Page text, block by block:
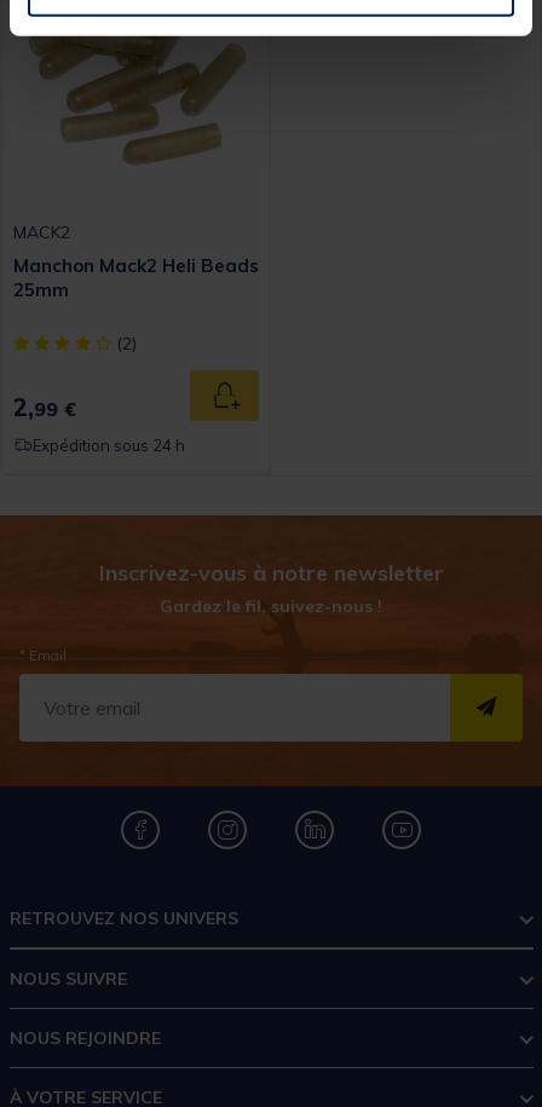
MACK2
Manchon Mack2 Heli Beads
25mm
[object Object] out of 5 Customer Rating
(2)
2,99 € Ajouter au panier
Expédition sous 24 h
Inscrivez-vous à notre newsletter
Gardez le fil, suivez-nous !
* Email
RETROUVEZ NOS UNIVERS
NOUS SUIVRE
NOUS REJOINDRE
À VOTRE SERVICE